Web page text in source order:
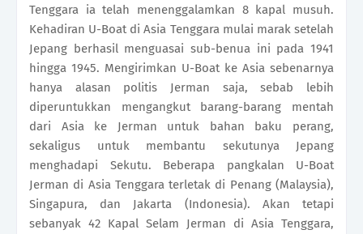
Tenggara ia telah menenggalamkan 8 kapal musuh.
Kehadiran U-Boat di Asia Tenggara mulai marak setelah
Jepang berhasil menguasai sub-benua ini pada 1941
hingga 1945. Mengirimkan U-Boat ke Asia sebenarnya
hanya alasan politis Jerman saja, sebab lebih
diperuntukkan mengangkut barang-barang mentah
dari Asia ke Jerman untuk bahan baku perang,
sekaligus untuk membantu sekutunya Jepang
menghadapi Sekutu. Beberapa pangkalan U-Boat
Jerman di Asia Tenggara terletak di Penang (Malaysia),
Singapura, dan Jakarta (Indonesia). Akan tetapi
sebanyak 42 Kapal Selam Jerman di Asia Tenggara,